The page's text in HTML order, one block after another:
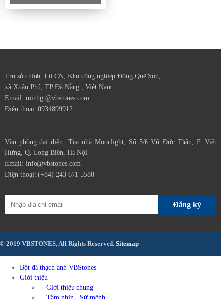
Trụ sở chính: Lô CN, Khu công nghiệp Đông Quế Sơn,
xã Xuân Phú, TP Đà Nẵng , Việt Nam
Email: minhgt@vbstones.com
Điện thoại: 0934899912
Văn phòng đại diện: Tòa nhà Moonlight, Số 5/6 Vũ Đức Thận, P. Việt
Hưng, Q. Long Biên, Hà Nội
Email: info@vbstones.com
Điện thoại: (+84) 243 671 5588
Đăng ký
© 2019 VBSTONES, All Rights Reserved. Sitemap
Bột đá thạch anh VBStones
Giới thiệu
-- Giới thiệu chung
-- Tầm nhìn - Sứ mệnh